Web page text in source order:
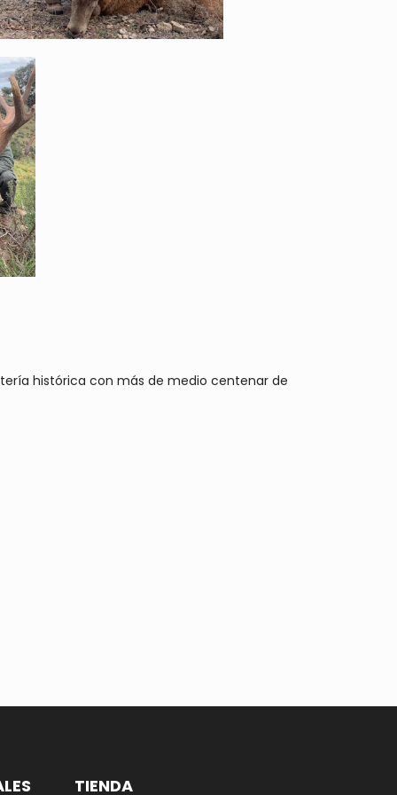
histórica con más de medio centenar de
TIENDA